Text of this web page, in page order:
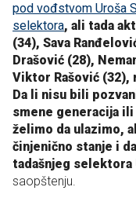
pod vođstvom Uroša
selektora, ali tada
(34), Sava
Drašović (28),
Viktor Rašović
Da li nisu bili
smene generacija
želimo da ulazimo,
činjenično stanje i
tadašnjeg selektora
saopštenju.